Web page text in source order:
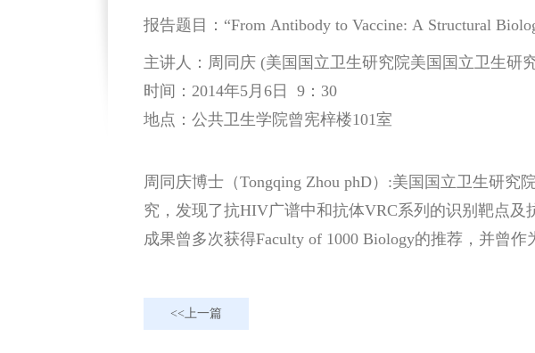
报告题目：“From Antibody to Vaccine: A Structural
主讲人：周同庆 (美国国立卫生研究院美国国立卫生研
时间：2014年5月6日 9：30
地点：公共卫生学院曾宪梓楼101室
周同庆博士（Tongqing Zhou phD）:美国国立卫生研
究，发现了抗HIV广谱中和抗体VRC系列的识别靶点及
成果曾多次获得Faculty of 1000 Biology的推荐，并曾作
上一篇